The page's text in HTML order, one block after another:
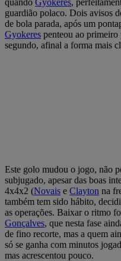
guardião polaco. Dois avisos
de bola parada, após um
Gyokeres penteou ao primeiro
segundo, afinal a forma mais
Este golo mudou o jogo, não
subjugado, apesar das boas
4x4x2 (Novais e Clayton na
também tem sido hábito,
as operações. Baixar o ritmo
Gonçalves, que nesta fase
de fino recorte, mas a quem
só se ganha com minutos
mas acrescentou pouco.